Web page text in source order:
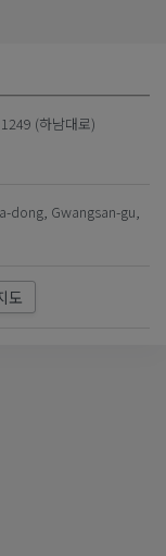
(하남대로)
dong, Gwangsan-gu,
도